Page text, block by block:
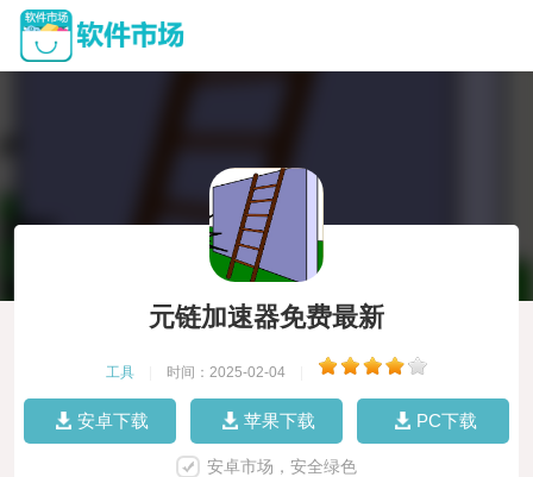
元链加速器免费最新
工具 时间：2025-02-04
安卓下载 苹果下载 PC下载
安卓市场，安全绿色